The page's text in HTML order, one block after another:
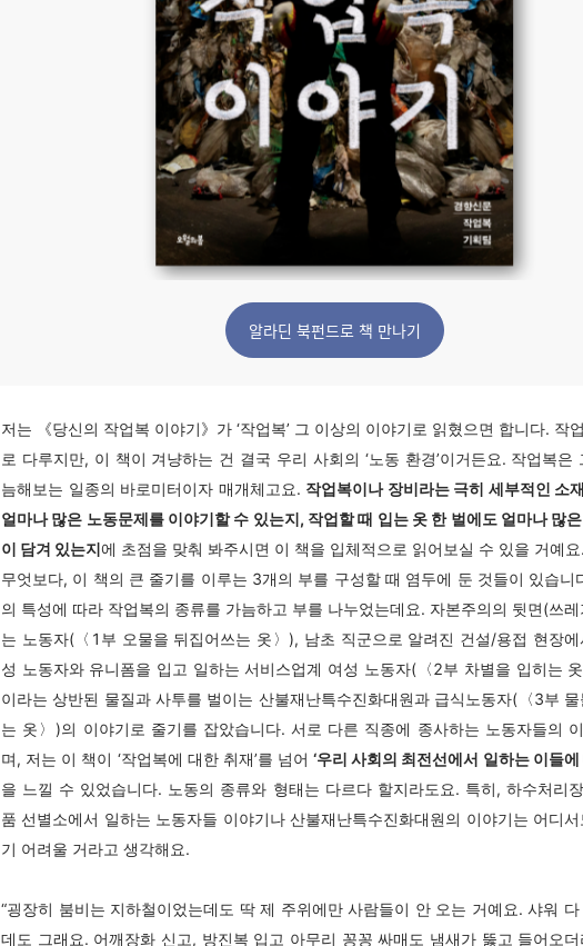
알라딘 북펀드로 책 만나기
저는 《당신의 작업복 이야기》가 ‘작업복’ 그 이상의 이야기로 읽혔으면 합니다. 작
로 다루지만, 이 책이 겨냥하는 건 결국 우리 사회의 ‘노동 환경’이거든요. 작업복은
늠해보는 일종의 바로미터이자 매개체고요. 작업복이나 장비라는 극히 세부적인 소
얼마나 많은 노동문제를 이야기할 수 있는지, 작업할 때 입는 옷 한 벌에도 얼마나 많
이 담겨 있는지에 초점을 맞춰 봐주시면 이 책을 입체적으로 읽어보실 수 있을 거예요.
무엇보다, 이 책의 큰 줄기를 이루는 3개의 부를 구성할 때 염두에 둔 것들이 있습니
의 특성에 따라 작업복의 종류를 가늠하고 부를 나누었는데요. 자본주의의 뒷면(쓰
는 노동자(〈1부 오물을 뒤집어쓰는 옷〉), 남초 직군으로 알려진 건설/용접 현장에
성 노동자와 유니폼을 입고 일하는 서비스업계 여성 노동자(〈2부 차별을 입히는
이라는 상반된 물질과 사투를 벌이는 산불재난특수진화대원과 급식노동자(〈3부
는 옷〉)의 이야기로 줄기를 잡았습니다. 서로 다른 직종에 종사하는 노동자들의
며, 저는 이 책이 ‘작업복에 대한 취재’를 넘어‘우리 사회의 최전선에서 일하는 이들에
을 느낄 수 있었습니다. 노동의 종류와 형태는 다르다 할지라도요. 특히, 하수처리
품 선별소에서 일하는 노동자들 이야기나 산불재난특수진화대원의 이야기는 어디
기 어려울 거라고 생각해요.
“굉장히 붐비는 지하철이었는데도 딱 제 주위에만 사람들이 안 오는 거예요. 샤워
데도 그래요. 어깨장화 신고, 방진복 입고 아무리 꽁꽁 싸매도 냄새가 뚫고 들어오더